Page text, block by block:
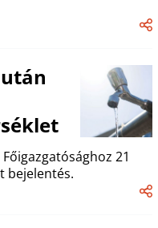
21
bejelentés.